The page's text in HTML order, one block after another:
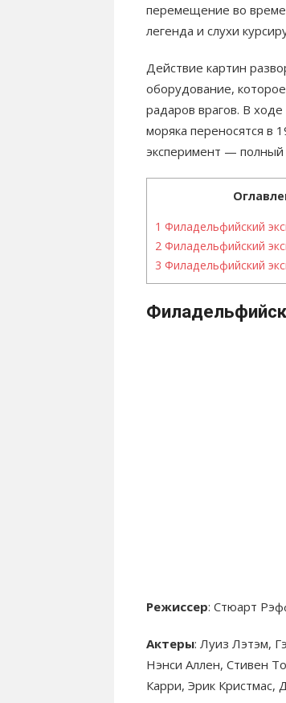
перемещение во
легенда и слухи
Действие картин
оборудование,
радаров врагов. В
моряка переносятся в
эксперимент — полный
1 Филадельфийский
2 Филадельфийский
3 Филадельфийский
Режиссер: Стюарт
Актеры: Луиз Лэтэм,
Нэнси Аллен, Стивен
Карри, Эрик